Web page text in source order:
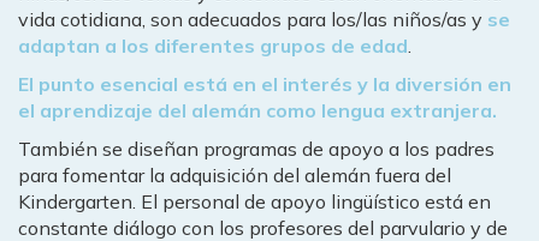
vida cotidiana, son adecuados para los/las niños/as y se
adaptan a los diferentes grupos de edad.
El punto esencial está en el interés y la diversión en
el aprendizaje del alemán como lengua extranjera.
También se diseñan programas de apoyo a los padres
para fomentar la adquisición del alemán fuera del
Kindergarten. El personal de apoyo lingüístico está en
constante diálogo con los profesores del parvulario y de